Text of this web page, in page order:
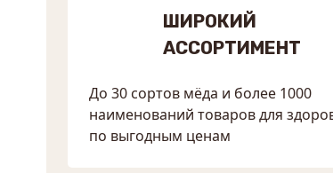
ШИРОКИЙ
АССОРТИМЕНТ
До 30 сортов мёда и более 1000
наименований товаров для
по выгодным ценам